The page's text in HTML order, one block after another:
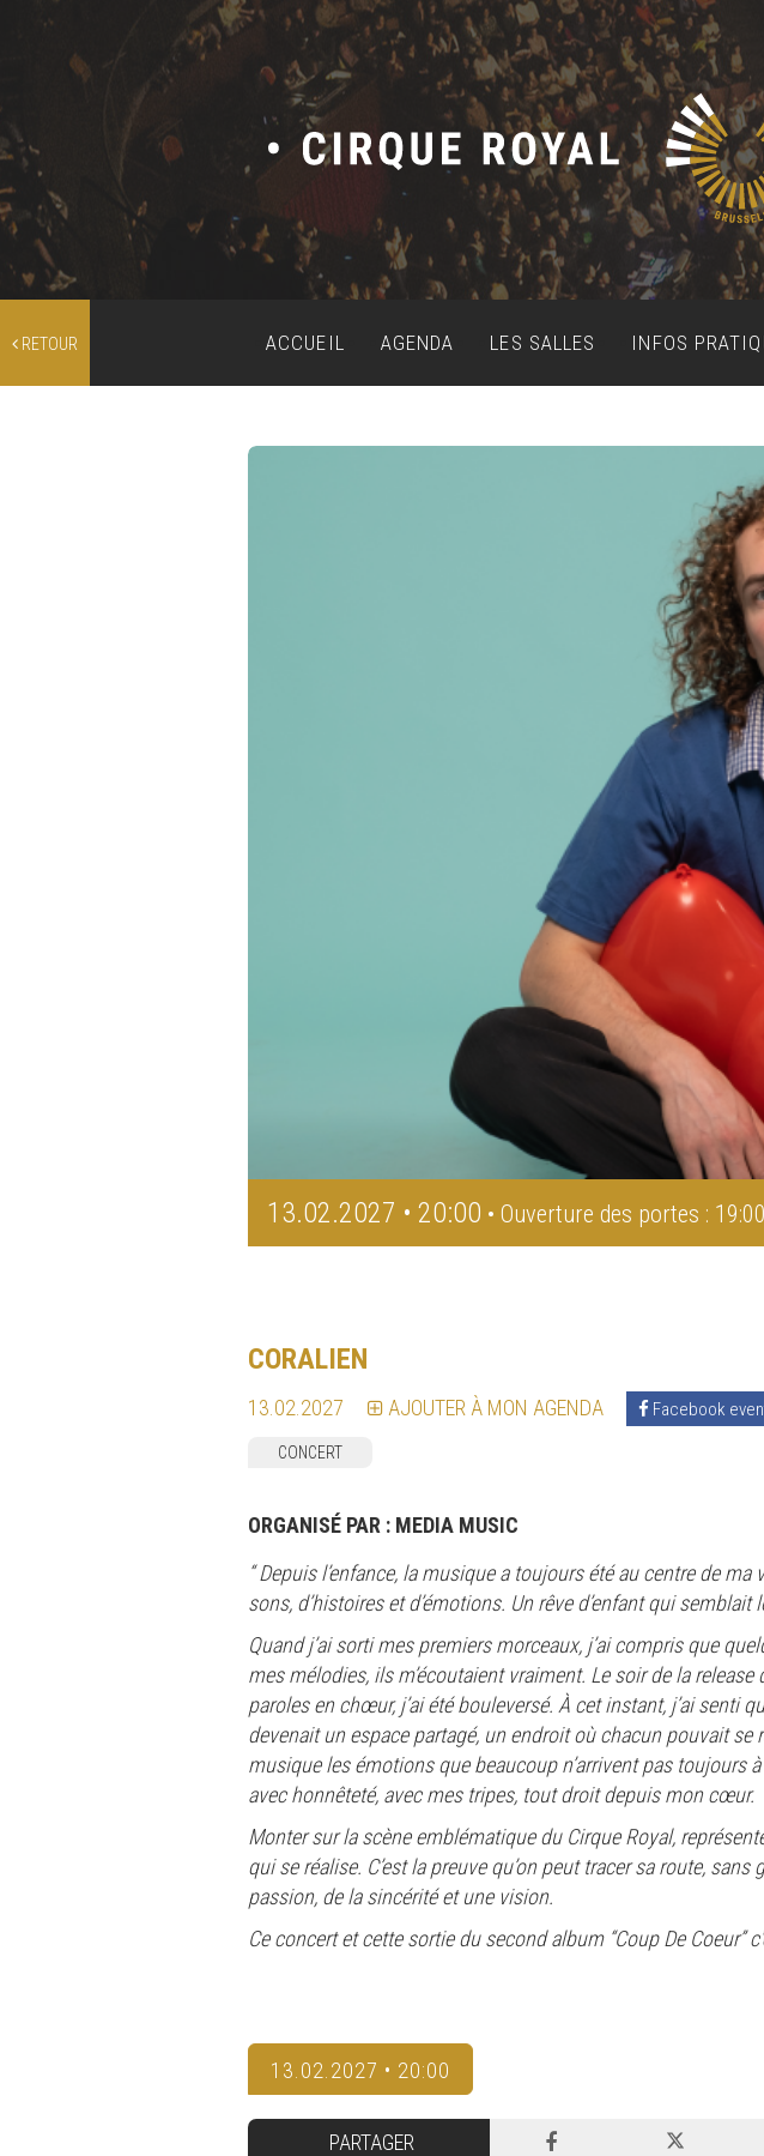
RETOUR ACCUEIL AGENDA LES SALLES INFOS
13.02.2027 • 20:00 • Ouverture des portes : 19:00
CORALIEN
13.02.2027 AJOUTER À MON AGENDA Facebook
CONCERT
ORGANISÉ PAR : MEDIA MUSIC
“ Depuis l’enfance, la musique a toujours été au centre de
sons, d’histoires et d’émotions. Un rêve d’enfant qui
Quand j’ai sorti mes premiers morceaux, j’ai compris que
mes mélodies, ils m’écoutaient vraiment. Le soir de la
paroles en chœur, j’ai été bouleversé. À cet instant, j’ai senti
devenait un espace partagé, un endroit où chacun pouvait
musique les émotions que beaucoup n’arrivent pas toujours
avec honnêteté, avec mes tripes, tout droit depuis mon cœur.
Monter sur la scène emblématique du Cirque Royal,
qui se réalise. C’est la preuve qu’on peut tracer sa route,
passion, de la sincérité et une vision.
Ce concert et cette sortie du second album “Coup De Coeur”
13.02.2027 • 20:00
PARTAGER